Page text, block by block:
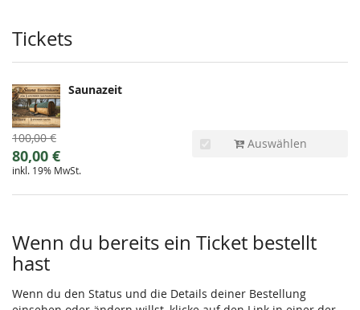
Produkte
Tickets
Saunazeit
Ursprünglicher
Preis:
100,00 €
Neuer
Preis:
80,00 €
inkl. 19% MwSt.
Auswählen
Wenn du bereits ein Ticket bestellt
hast
Wenn du den Status und die Details deiner Bestellung